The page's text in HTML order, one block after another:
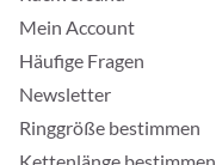
Mein Account
Häufige Fragen
Newsletter
Ringgröße bestimmen